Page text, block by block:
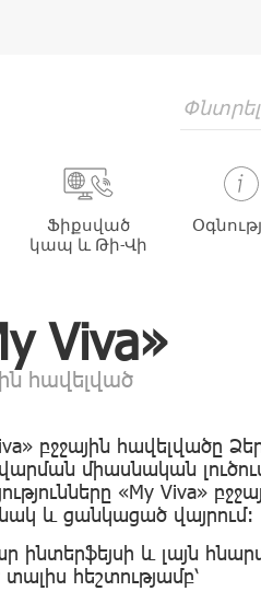
Ֆիքսված
կապ և Թի-Վի
Viva»
հավելված
բջջային հավելվածը
միասնական
«My Viva»
և ցանկացած վայրում:
ինտերֆեյսի և լայն
տալիս հեշտությամբ՝